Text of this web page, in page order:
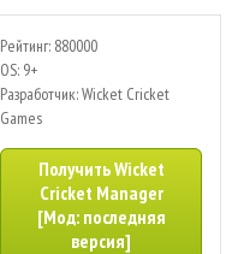
Рейтинг: 880000
OS: 9+
Разработчик: Wicket Cricket
Games
Получить Wicket
Cricket Manager
[Мод: последняя
версия]